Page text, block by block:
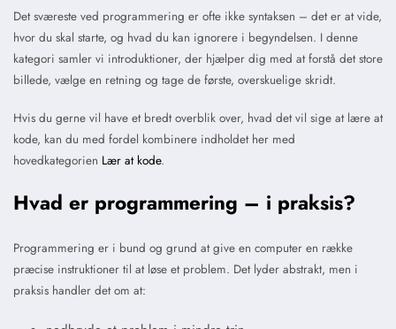
Det sværeste ved programmering er ofte ikke syntaksen – det er at vide,
hvor du skal starte, og hvad du kan ignorere i begyndelsen. I denne
kategori samler vi introduktioner, der hjælper dig med at forstå det store
billede, vælge en retning og tage de første, overskuelige skridt.
Hvis du gerne vil have et bredt overblik over, hvad det vil sige at lære at
kode, kan du med fordel kombinere indholdet her med
hovedkategorien Lær at kode.
Hvad er programmering – i praksis?
Programmering er i bund og grund at give en computer en række
præcise instruktioner til at løse et problem. Det lyder abstrakt, men i
praksis handler det om at: